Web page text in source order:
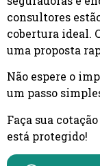
consultores
cobertura ideal.
uma proposta
Não espere o
um passo
Faça sua
está protegido!